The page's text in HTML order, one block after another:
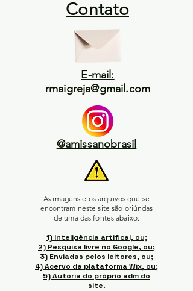
Contato
E-mail:
rmaigreja@gmail.com
@amissanobrasil
As imagens e os arquivos que se
encontram neste site são oriúndas
de uma das fontes abaixo:
1) Inteligência artifical, ou;
2) Pesquisa livre no Google, ou;
3) Enviadas pelos leitores, ou;
4) Acervo da plataforma Wix, ou;
5) Autoria do próprio adm do
site.